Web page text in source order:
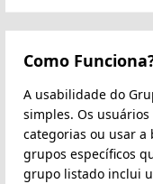
Como
A usabilidade do
simples. Os
categorias ou usar
grupos específicos
grupo listado inclui